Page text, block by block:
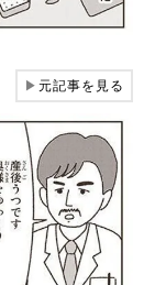
▶元記事を見る